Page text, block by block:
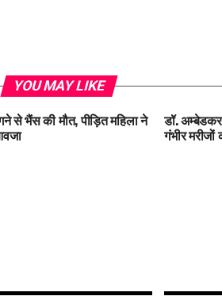
YOU MAY LIKE
से भैंस की मौत, पीड़ित महिला ने डॉ.
गंभीर मरीजों